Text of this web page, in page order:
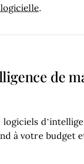
.
de
à votre budget